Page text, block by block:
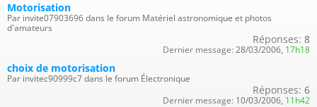
Motorisation
Par invite07903696 dans le forum Matériel astronomique et photos
d'amateurs
Réponses: 8
Dernier message: 28/03/2006, 17h18
choix de motorisation
Par invitec90999c7 dans le forum Électronique
Réponses: 6
Dernier message: 10/03/2006, 11h42